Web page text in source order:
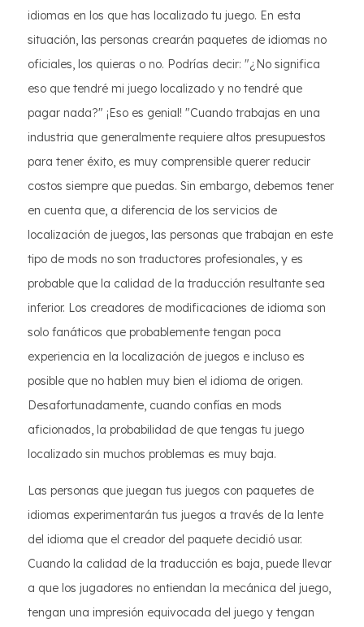
idiomas en los que has localizado tu juego. En esta
situación, las personas crearán paquetes de idiomas no
oficiales, los quieras o no. Podrías decir: "¿No significa
eso que tendré mi juego localizado y no tendré que
pagar nada?" ¡Eso es genial! "Cuando trabajas en una
industria que generalmente requiere altos presupuestos
para tener éxito, es muy comprensible querer reducir
costos siempre que puedas. Sin embargo, debemos tener
en cuenta que, a diferencia de los servicios de
localización de juegos, las personas que trabajan en este
tipo de mods no son traductores profesionales, y es
probable que la calidad de la traducción resultante sea
inferior. Los creadores de modificaciones de idioma son
solo fanáticos que probablemente tengan poca
experiencia en la localización de juegos e incluso es
posible que no hablen muy bien el idioma de origen.
Desafortunadamente, cuando confías en mods
aficionados, la probabilidad de que tengas tu juego
localizado sin muchos problemas es muy baja.
Las personas que juegan tus juegos con paquetes de
idiomas experimentarán tus juegos a través de la lente
del idioma que el creador del paquete decidió usar.
Cuando la calidad de la traducción es baja, puede llevar
a que los jugadores no entiendan la mecánica del juego,
tengan una impresión equivocada del juego y tengan